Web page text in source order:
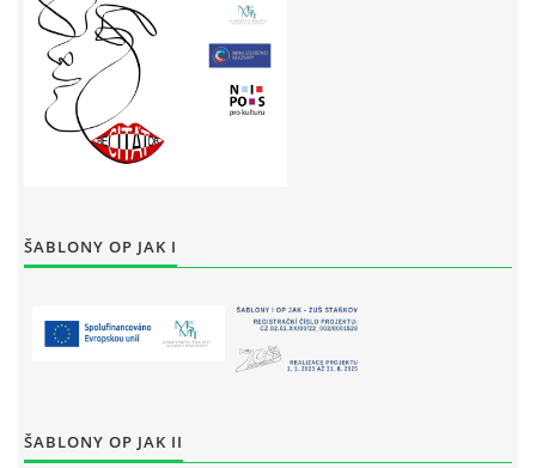
ŠABLONY OP JAK I
ŠABLONY OP JAK II